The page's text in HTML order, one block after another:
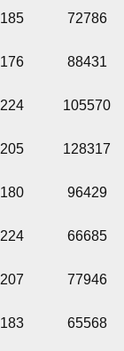
185 72786
176 88431
224 105570
205 128317
180 96429
224 66685
207 77946
183 65568